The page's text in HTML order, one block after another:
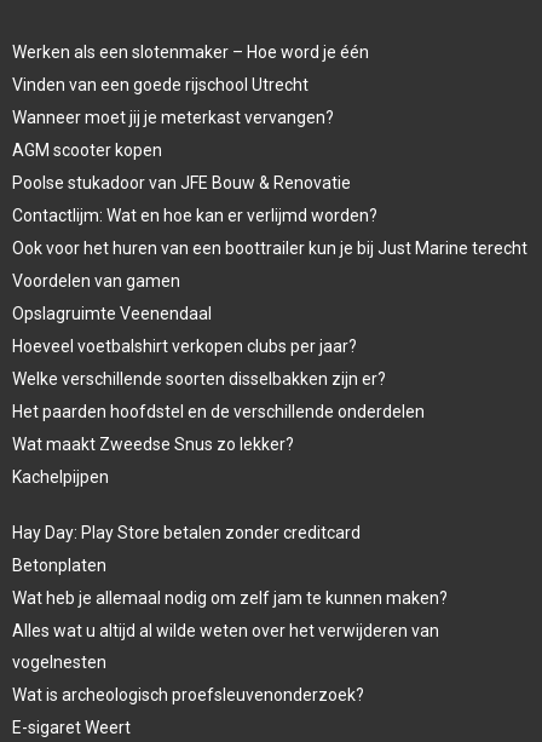
Werken als een slotenmaker – Hoe word je één
Vinden van een goede rijschool Utrecht
Wanneer moet jij je meterkast vervangen?
AGM scooter kopen
Poolse stukadoor van JFE Bouw & Renovatie
Contactlijm: Wat en hoe kan er verlijmd worden?
Ook voor het huren van een boottrailer kun je bij Just Marine terecht
Voordelen van gamen
Opslagruimte Veenendaal
Hoeveel voetbalshirt verkopen clubs per jaar?
Welke verschillende soorten disselbakken zijn er?
Het paarden hoofdstel en de verschillende onderdelen
Wat maakt Zweedse Snus zo lekker?
Kachelpijpen
Hay Day: Play Store betalen zonder creditcard
Betonplaten
Wat heb je allemaal nodig om zelf jam te kunnen maken?
Alles wat u altijd al wilde weten over het verwijderen van
vogelnesten
Wat is archeologisch proefsleuvenonderzoek?
E-sigaret Weert